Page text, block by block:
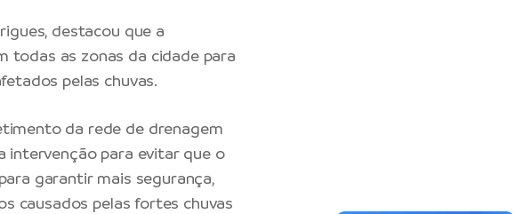
destacou que a
todas as zonas da cidade para
pelas chuvas.
da rede de drenagem
intervenção para evitar que o
garantir mais segurança,
causados pelas fortes chuvas